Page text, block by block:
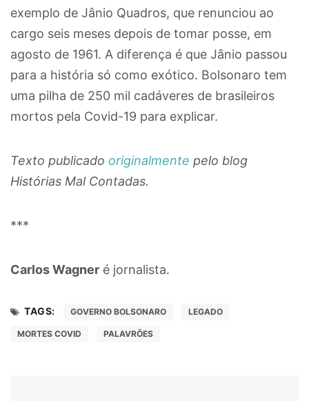
exemplo de Jânio Quadros, que renunciou ao
cargo seis meses depois de tomar posse, em
agosto de 1961. A diferença é que Jânio passou
para a história só como exótico. Bolsonaro tem
uma pilha de 250 mil cadáveres de brasileiros
mortos pela Covid-19 para explicar.
Texto publicado originalmente pelo blog
Histórias Mal Contadas.
***
Carlos Wagner é jornalista.
TAGS: GOVERNO BOLSONARO LEGADO
MORTES COVID PALAVRÕES